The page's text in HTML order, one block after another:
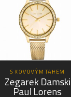
S KOVOVÝM TAHEM
Zegarek Damski
Paul Lorens